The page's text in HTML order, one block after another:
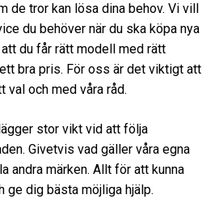
de tror kan lösa dina behov. Vi vill
du behöver när du ska köpa nya
du får rätt modell med rätt
bra pris. För oss är det viktigt att
val och med våra råd.
stor vikt vid att följa
Givetvis vad gäller våra egna
andra märken. Allt för att kunna
ge dig bästa möjliga hjälp.